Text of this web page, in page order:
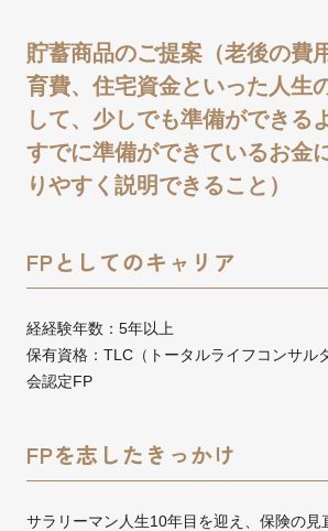
貯蓄商品のご提案（老後の費
育費、住宅資金といった人生
して、少しでも準備ができる
すでに準備ができているお金
りやすく説明できること）
FPとしてのキャリア
経経験年数：5年以上
保有資格：TLC（トータルライフコンサル
会認定FP
FPを志したきっかけ
サラリーマン人生10年目を迎え、保険の見